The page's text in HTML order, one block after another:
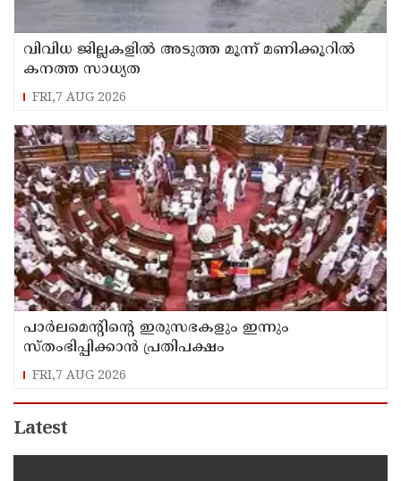
വിവിധ ജില്ലകളില്‍ അടുത്ത മൂന്ന് മണിക്കൂറില്‍
കനത്ത സാധ്യത
FRI,7 AUG 2026
പാര്‍ലമെന്റിന്റെ ഇരുസഭകളും ഇന്നും
സ്തംഭിപ്പിക്കാന്‍ പ്രതിപക്ഷം
FRI,7 AUG 2026
Latest